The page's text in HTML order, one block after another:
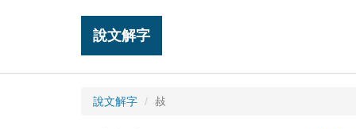
說文解字
說文解字 敊